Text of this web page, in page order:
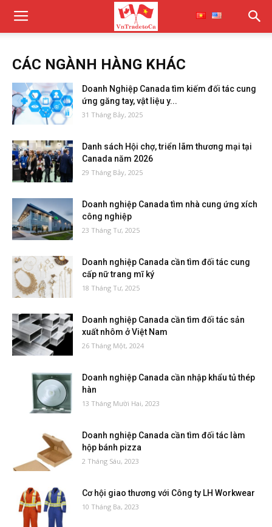
CÁC NGÀNH HÀNG KHÁC
Doanh Nghiệp Canada tìm kiếm đối tác cung
ứng găng tay, vật liệu y...
31 Tháng Bảy, 2025
Danh sách Hội chợ, triển lãm thương mại tại
Canada năm 2026
29 Tháng Bảy, 2025
Doanh nghiệp Canada tìm nhà cung ứng xích
công nghiệp
23 Tháng Tư, 2025
Doanh nghiệp Canada cần tìm đối tác cung
cấp nữ trang mĩ ký
18 Tháng Tư, 2025
Doanh nghiệp Canada cần tìm đối tác sản
xuất nhôm ở Việt Nam
26 Tháng Một, 2024
Doanh nghiệp Canada cần nhập khẩu tủ thép
hàn
13 Tháng Mười Hai, 2023
Doanh nghiệp Canada cần tìm đối tác làm
hộp bánh pizza
2 Tháng Sáu, 2023
Cơ hội giao thương với Công ty LH Workwear
10 Tháng Ba, 2023